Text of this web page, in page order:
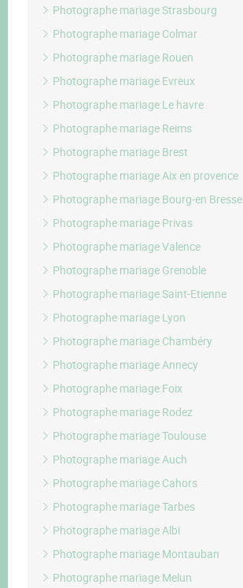
Photographe mariage Strasbourg
Photographe mariage Colmar
Photographe mariage Rouen
Photographe mariage Evreux
Photographe mariage Le havre
Photographe mariage Reims
Photographe mariage Brest
Photographe mariage Aix en provence
Photographe mariage Bourg-en Bresse
Photographe mariage Privas
Photographe mariage Valence
Photographe mariage Grenoble
Photographe mariage Saint-Etienne
Photographe mariage Lyon
Photographe mariage Chambéry
Photographe mariage Annecy
Photographe mariage Foix
Photographe mariage Rodez
Photographe mariage Toulouse
Photographe mariage Auch
Photographe mariage Cahors
Photographe mariage Tarbes
Photographe mariage Albi
Photographe mariage Montauban
Photographe mariage Melun